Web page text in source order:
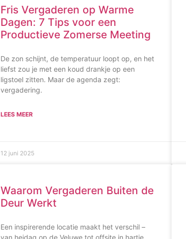
Fris Vergaderen op Warme
Dagen: 7 Tips voor een
Productieve Zomerse Meeting
De zon schijnt, de temperatuur loopt op, en het
liefst zou je met een koud drankje op een
ligstoel zitten. Maar de agenda zegt:
vergadering.
LEES MEER
12 juni 2025
Waarom Vergaderen Buiten de
Deur Werkt
Een inspirerende locatie maakt het verschil –
van heidag op de Veluwe tot offsite in hartje